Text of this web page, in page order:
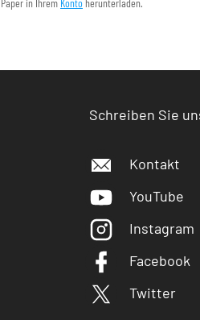
Paper in Ihrem Konto herunterladen.
Schreiben Sie
Kontakt
YouTube
Instagram
Facebook
Twitter